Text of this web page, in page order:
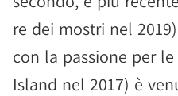
re dei mostri nel
con la passione per
Island nel 2017) è